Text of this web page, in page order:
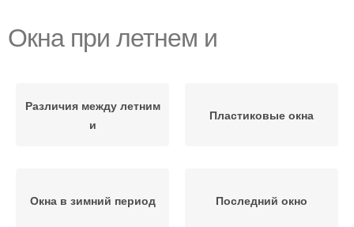
Окна при летнем и
Различия между летним
и
Пластиковые окна
Окна в зимний период Последний окно